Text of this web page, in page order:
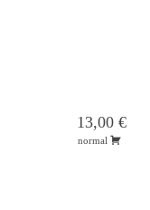
13,00 €
normal